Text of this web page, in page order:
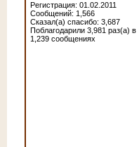
Регистрация: 01.02.2011
Сообщений: 1,566
Сказал(а) спасибо: 3,687
Поблагодарили 3,981 раз(а) в
1,239 сообщениях